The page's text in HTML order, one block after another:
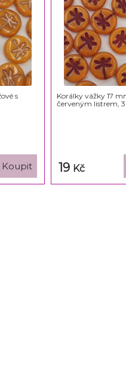
s
Korálky vážky 17
červeným listrem, 3
19 Kč